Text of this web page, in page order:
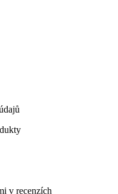
v recenzích